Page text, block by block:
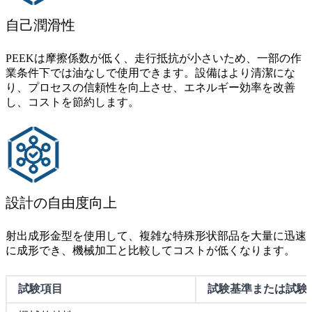
自己潤滑性
PEEKは摩擦係数が低く、走行抵抗が小さいため、一部の作
業条件下では油なしで使用できます。設備はより清潔にな
り、プロセスの信頼性を向上させ、エネルギー効率を改善
し、コストを節約します。
設計の自由度向上
射出成形金型を使用して、複雑な特殊形状部品を大量に迅速
に成形でき、機械加工と比較してコストが低くなります。
試験項目 試験基準または試験